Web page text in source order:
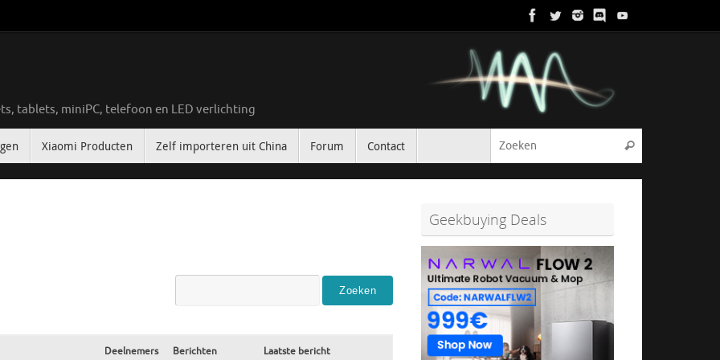
tablets, miniPC, telefoon en LED verlichting
Xiaomi Producten Zelf importeren uit China Forum Contact Zoeken
Deelnemers Berichten Laatste bericht
Geekbuying Deals